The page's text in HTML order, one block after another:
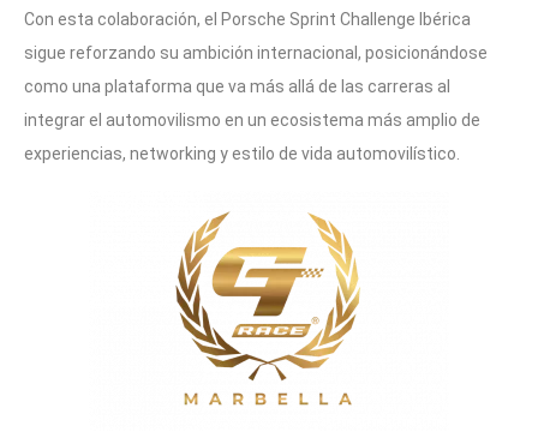
Con esta colaboración, el Porsche Sprint Challenge Ibérica
sigue reforzando su ambición internacional, posicionándose
como una plataforma que va más allá de las carreras al
integrar el automovilismo en un ecosistema más amplio de
experiencias, networking y estilo de vida automovilístico.